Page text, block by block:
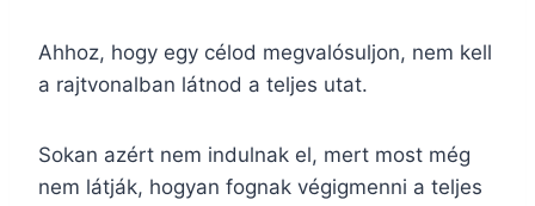
Ahhoz, hogy egy célod megvalósuljon, nem kell
a rajtvonalban látnod a teljes utat.
Sokan azért nem indulnak el, mert most még
nem látják, hogyan fognak végigmenni a teljes